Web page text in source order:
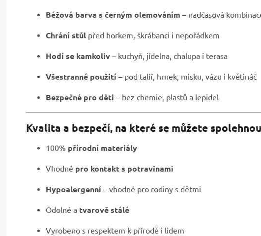
Béžová barva s černým olemováním – nadčasová
Chrání stůl před horkem, škrábanci i nepořádkem
Hodí se kamkoliv – kuchyň, jídelna, chalupa i terasa
Všestranné použití – pod talíř, hrnek, misku, vázu i květináč
Bezpečné pro děti – bez chemie, plastů a lepidel
Kvalita a bezpečí, na které se můžete
100% přírodní materiály
Vhodné pro kontakt s potravinami
Hypoalergenní – vhodné pro rodiny s dětmi
Odolné a tvarově stálé
Vyrobeno s respektem k přírodě i lidem